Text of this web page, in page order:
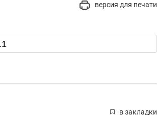
версия для печати
в закладки